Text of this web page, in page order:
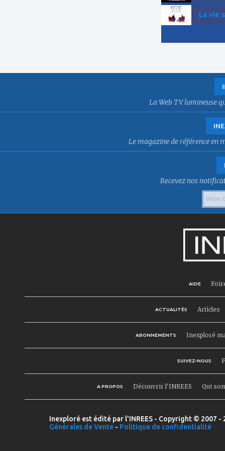
La vie
La Web TV lumineuse
Le magazine de référence en
Recevez nos
AIDE
ACTUALITÉS Articles
ABONNEMENTS Inexploré
SUIVEZ-NOUS
A PROPOS Découvrir l'INREES Qui
Inexploré est édité par l'INREES - Copyright © 2007
Générales de Vente - Politique de confidentialité